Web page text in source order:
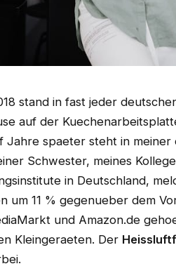
stand in fast jeder
auf der
Jahre spaeter steht in
Schwester, meines
in Deutschland,
um 11 % gegenueber dem
und Amazon.de
Kleingeraeten. Der